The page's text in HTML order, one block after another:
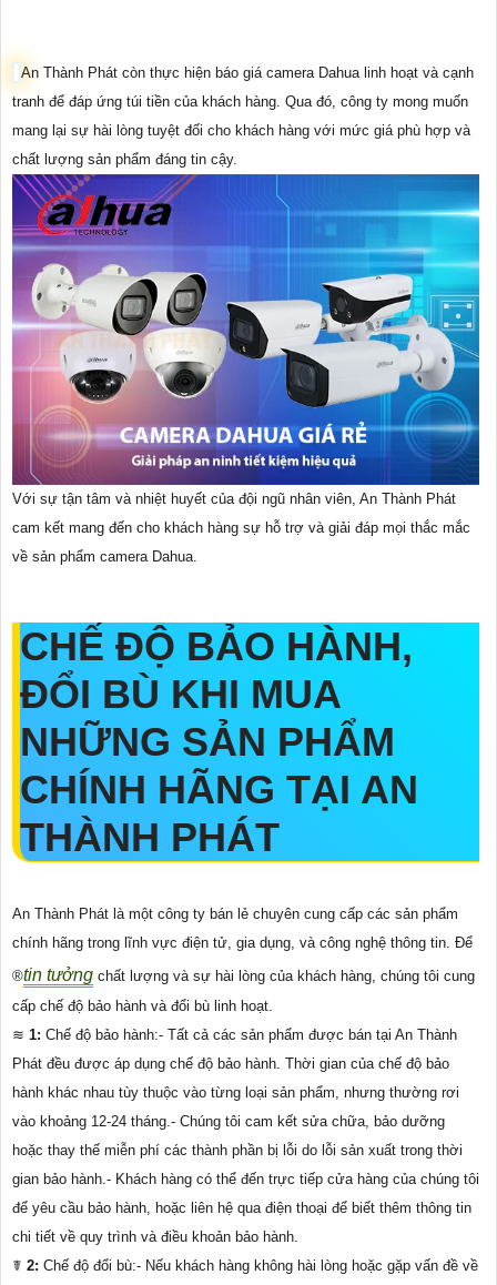
An Thành Phát còn thực hiện báo giá camera Dahua linh hoạt và cạnh
tranh để đáp ứng túi tiền của khách hàng. Qua đó, công ty mong muốn
mang lại sự hài lòng tuyệt đối cho khách hàng với mức giá phù hợp và
chất lượng sản phẩm đáng tin cậy.
Với sự tận tâm và nhiệt huyết của đội ngũ nhân viên, An Thành Phát
cam kết mang đến cho khách hàng sự hỗ trợ và giải đáp mọi thắc mắc
về sản phẩm camera Dahua.
CHẾ ĐỘ BẢO HÀNH,
ĐỔI BÙ KHI MUA
NHỮNG SẢN PHẨM
CHÍNH HÃNG TẠI AN
THÀNH PHÁT
An Thành Phát là một công ty bán lẻ chuyên cung cấp các sản phẩm
chính hãng trong lĩnh vực điện tử, gia dụng, và công nghệ thông tin. Để
®️tin tưởng chất lượng và sự hài lòng của khách hàng, chúng tôi cung
cấp chế độ bảo hành và đổi bù linh hoạt.
≋ 1: Chế độ bảo hành:- Tất cả các sản phẩm được bán tại An Thành
Phát đều được áp dụng chế độ bảo hành. Thời gian của chế độ bảo
hành khác nhau tùy thuộc vào từng loại sản phẩm, nhưng thường rơi
vào khoảng 12-24 tháng.- Chúng tôi cam kết sửa chữa, bảo dưỡng
hoặc thay thế miễn phí các thành phần bị lỗi do lỗi sản xuất trong thời
gian bảo hành.- Khách hàng có thể đến trực tiếp cửa hàng của chúng tôi
để yêu cầu bảo hành, hoặc liên hệ qua điện thoại để biết thêm thông tin
chi tiết về quy trình và điều khoản bảo hành.
☤ 2: Chế độ đổi bù:- Nếu khách hàng không hài lòng hoặc gặp vấn đề về